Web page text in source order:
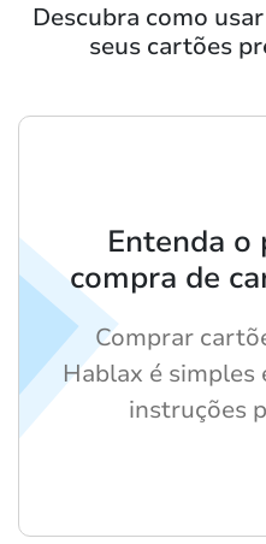
Descubra como
seus cartões
Entenda o
compra de
Comprar
Hablax é simples
instruções